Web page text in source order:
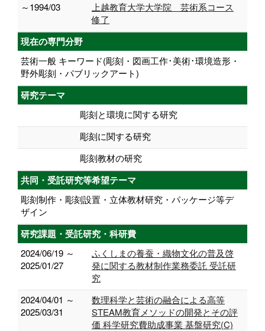
～1994/03
上越教育大学大学院 芸術系コース
修了
現在の専門分野
芸術一般 キーワード(彫刻・図画工作･美術･環境造形・
野外彫刻・パブリックアート)
研究テーマ
彫刻と環境に関する研究
彫刻に関する研究
彫刻教材の研究
共同・受託研究等希望テーマ
彫刻制作・彫刻設置・立体教材研究・パッケージ等デ
ザイン
研究課題・受託研究・科研費
2024/06/19 ～
2025/01/27
ふくしまの養蚕・織物文化の普及啓
発に関する教材制作業務委託 受託研
究
2024/04/01 ～
2025/03/31
数理科学と芸術の融合による高等
STEAM教育メソッドの開発とその評
価 科学研究費助成事業 基盤研究(C)